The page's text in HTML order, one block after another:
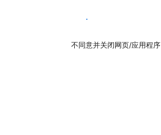
同意
不同意并关闭网页/应用程序